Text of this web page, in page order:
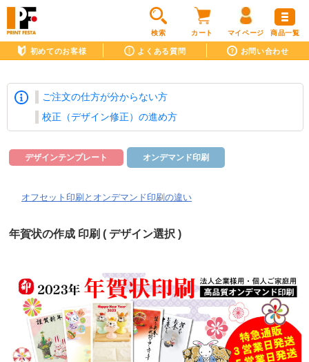
検索 カート マイページ
初めてのお客様 よくある質問 お問い合わせ
商品一覧
ご注文の仕方が分からない方
校正（デザイン修正）の進め方
デザインテンプレート オンデマンド印刷
オフセット印刷とオンデマンド印刷の違い
年賀状の作成 印刷 ( デザイン選択 )